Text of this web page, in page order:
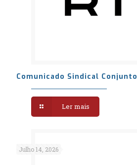
Comunicado Sindical Conjunto
Ler mais
Julho 14, 2026